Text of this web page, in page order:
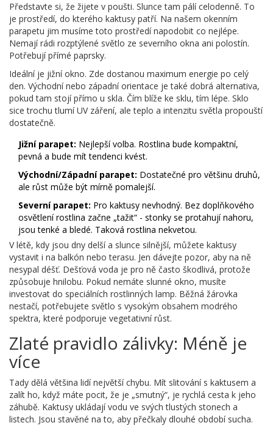
Představte si, že žijete v poušti. Slunce tam pálí celodenně. To
je prostředí, do kterého kaktusy patří. Na našem okenním
parapetu jim musíme toto prostředí napodobit co nejlépe.
Nemají rádi rozptýlené světlo ze severního okna ani polostín.
Potřebují přímé paprsky.
Ideální je jižní okno. Zde dostanou maximum energie po celý
den. Východní nebo západní orientace je také dobrá alternativa,
pokud tam stojí přímo u skla. Čím blíže ke sklu, tím lépe. Sklo
sice trochu tlumí UV záření, ale teplo a intenzitu světla propouští
dostatečně.
Jižní parapet: Nejlepší volba. Rostlina bude kompaktní,
pevná a bude mít tendenci kvést.
Východní/Západní parapet: Dostatečné pro většinu druhů,
ale růst může být mírně pomalejší.
Severní parapet: Pro kaktusy nevhodný. Bez doplňkového
osvětlení rostlina začne „tažit“ - stonky se protahují nahoru,
jsou tenké a bledé. Taková rostlina nekvetou.
V létě, kdy jsou dny delší a slunce silnější, můžete kaktusy
vystavit i na balkón nebo terasu. Jen dávejte pozor, aby na ně
nesypal déšť. Dešťová voda je pro ně často škodlivá, protože
způsobuje hnilobu. Pokud nemáte slunné okno, musíte
investovat do speciálních rostlinných lamp. Běžná žárovka
nestačí, potřebujete světlo s vysokým obsahem modrého
spektra, které podporuje vegetativní růst.
Zlaté pravidlo zálivky: Méně je
více
Tady dělá většina lidí největší chybu. Mít slitování s kaktusem a
zalít ho, když máte pocit, že je „smutný“, je rychlá cesta k jeho
záhubě. Kaktusy ukládají vodu ve svých tlustých stonech a
listech. Jsou stavěné na to, aby přečkaly dlouhé období sucha.